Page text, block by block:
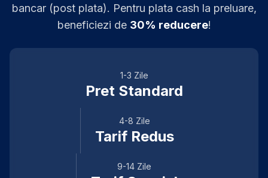
bancar (post plata). Pentru plata cash la preluare,
beneficiezi de 30% reducere!
1-3 Zile
Pret Standard
4-8 Zile
Tarif Redus
9-14 Zile